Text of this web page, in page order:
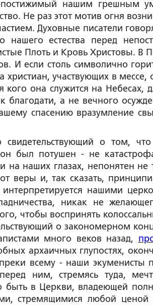
нашим грешным
Не раз этот мотив огня
Духовные писатели
нашего естества перед
Плоть и Кровь Христовы. В
И если столь символично
христиан, участвующих в
кого она служится на Небесах,
благодати, а не вечного
спасению вразумление
свидетельствующий о том,
был потушен - не
на наших глазах, непонятен
веры и, так сказать,
нашими
никак не
чтобы воспринять
о закономерном
много веков назад,
архаичных глупостях,
всему - наши экуменисты
перед ним, стремясь туда,
в Церкви, владеющей
стремящимися любой ценой